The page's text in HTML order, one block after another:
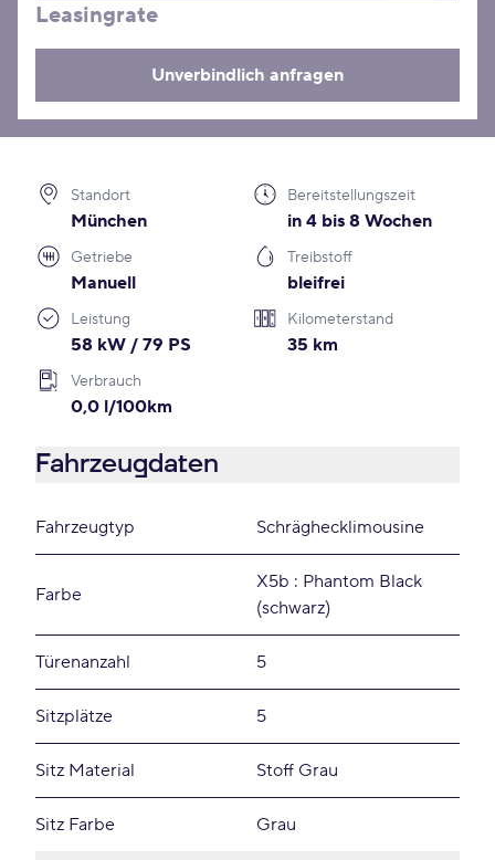
Leasingrate
Unverbindlich anfragen
Standort
München
Bereitstellungszeit
in 4 bis 8 Wochen
Getriebe
Manuell
Treibstoff
bleifrei
Leistung
58 kW / 79 PS
Kilometerstand
35 km
Verbrauch
0,0 l/100km
Fahrzeugdaten
Fahrzeugtyp Schräghecklimousine
Farbe
X5b : Phantom Black
(schwarz)
Türenanzahl 5
Sitzplätze 5
Sitz Material Stoff Grau
Sitz Farbe Grau